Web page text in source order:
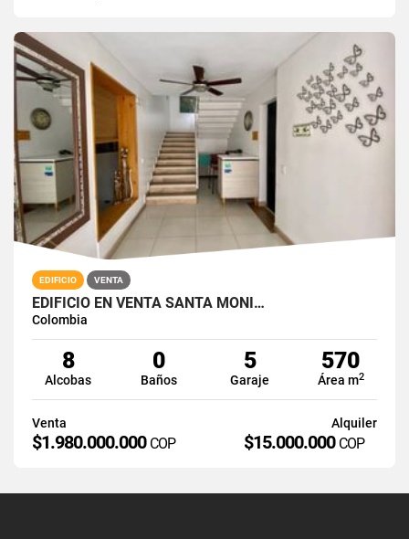
EDIFICIO VENTA
EDIFICIO EN VENTA SANTA MONI…
Colombia
8
Alcobas
0
Baños
5
Garaje
570
Área m2
Venta
$1.980.000.000 COP
Alquiler
$15.000.000 COP